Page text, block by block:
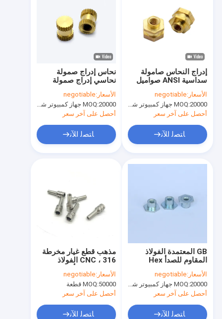
نحاس إدراج صمولة
نحاسي إدراج صمولة
صمولة حفرة عمياء
صمولة جوفاء من خلال
صمولة ثقب للذوبان
الساخن ، بلاستيك
الأسعار:negotiable
MOQ:20000 جهاز كمبيوتر شخصى
أحصل على آخر سعر
ﺎﺘﺼﻟ ﺍﻶﻧ
إدراج النحاس صامولة
سداسية ANSI صواميل
نحاسية مخرشة صواميل
مجوفة صواميل مجوفة
الأسعار:negotiable
MOQ:20000 جهاز كمبيوتر شخصى
أحصل على آخر سعر
ﺎﺘﺼﻟ ﺍﻶﻧ
مذهب قطع غيار مخرطة
CNC ، 316 الفولاذ
المقاوم للصدأ رمح
6x31.6mm
الأسعار:negotiable
MOQ:50000 قطعة
أحصل على آخر سعر
ﺎﺘﺼﻟ ﺍﻶﻧ
GB المعتمدة الفولاذ
المقاوم للصدأ Hex
المتاحة
الأسعار:negotiable
MOQ:20000 جهاز كمبيوتر شخصى
أحصل على آخر سعر
ﺎﺘﺼﻟ ﺍﻶﻧ